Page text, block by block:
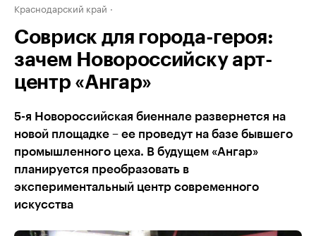
Краснодарский край
Совриск для города-героя:
зачем Новороссийску арт-
центр «Ангар»
5-я Новороссийская биеннале развернется на
новой площадке – ее проведут на базе бывшего
промышленного цеха. В будущем «Ангар»
планируется преобразовать в
экспериментальный центр современного
искусства